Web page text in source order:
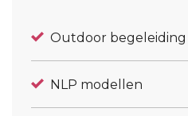
Outdoor begeleiding
NLP modellen